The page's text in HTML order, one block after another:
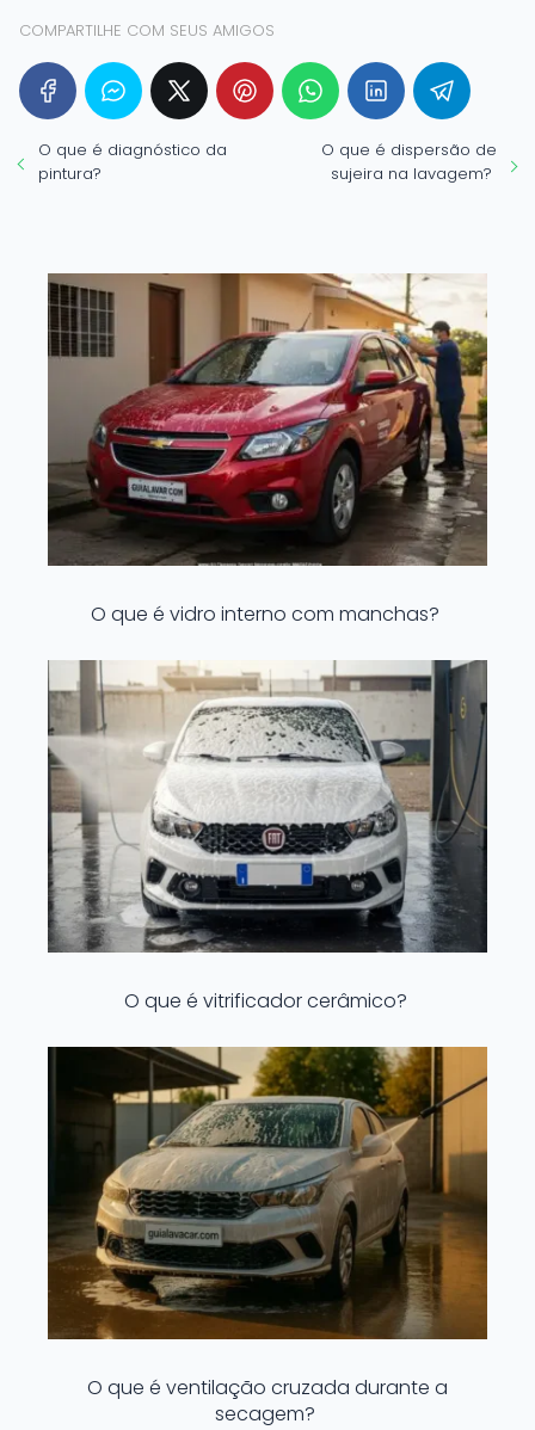
COMPARTILHE COM SEUS AMIGOS
O que é diagnóstico da
pintura?
O que é dispersão de
sujeira na lavagem?
O que é vidro interno com manchas?
O que é vitrificador cerâmico?
O que é ventilação cruzada durante a
secagem?